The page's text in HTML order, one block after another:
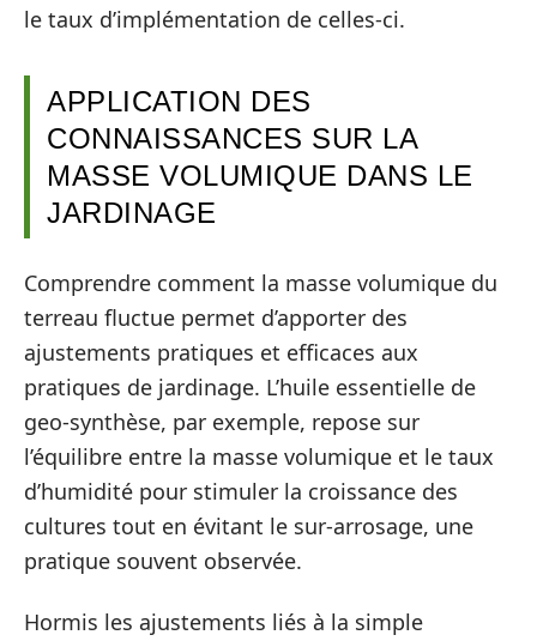
le taux d’implémentation de celles-ci.
APPLICATION DES
CONNAISSANCES SUR LA
MASSE VOLUMIQUE DANS LE
JARDINAGE
Comprendre comment la masse volumique du
terreau fluctue permet d’apporter des
ajustements pratiques et efficaces aux
pratiques de jardinage. L’huile essentielle de
geo-synthèse, par exemple, repose sur
l’équilibre entre la masse volumique et le taux
d’humidité pour stimuler la croissance des
cultures tout en évitant le sur-arrosage, une
pratique souvent observée.
Hormis les ajustements liés à la simple